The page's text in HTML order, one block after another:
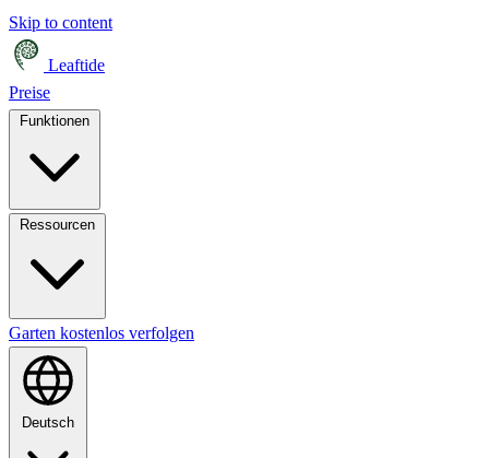
Skip to content
Leaftide
Preise
Garten kostenlos verfolgen
Deutsch